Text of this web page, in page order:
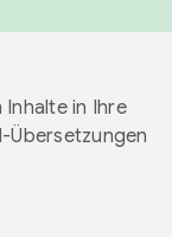
in Ihre
Übersetzungen